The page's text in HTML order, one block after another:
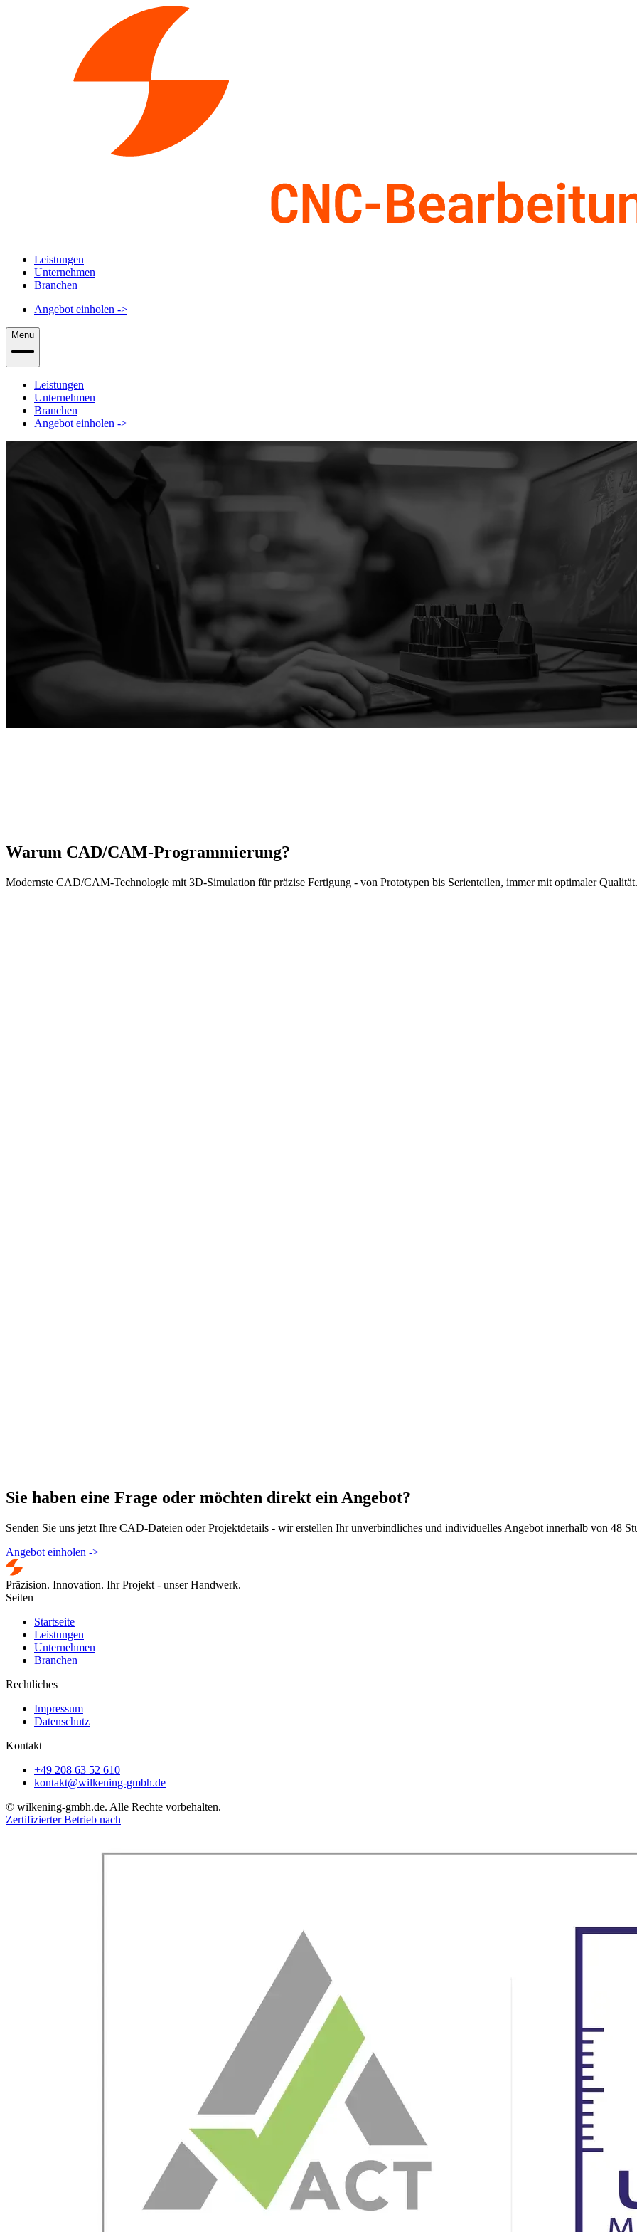
Leistungen
Unternehmen
Branchen
Angebot einholen ->
Menu
Leistungen
Unternehmen
Branchen
Angebot einholen ->
Warum CAD/CAM-Programmierung?
Modernste CAD/CAM-Technologie mit 3D-Simulation für präzise Fertigung - von Prototypen bis Serienteilen, immer mit optimaler Qualität.
Sie haben eine Frage oder möchten direkt ein Angebot?
Senden Sie uns jetzt Ihre CAD-Dateien oder Projektdetails - wir erstellen Ihr unverbindliches und individuelles Angebot innerhalb von 48
Angebot einholen ->
Präzision. Innovation. Ihr Projekt - unser Handwerk.
Seiten
Startseite
Leistungen
Unternehmen
Branchen
Rechtliches
Impressum
Datenschutz
Kontakt
+49 208 63 52 610
kontakt@wilkening-gmbh.de
© wilkening-gmbh.de. Alle Rechte vorbehalten.
Zertifizierter Betrieb nach